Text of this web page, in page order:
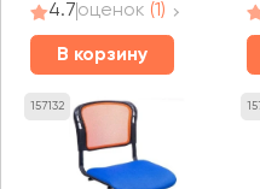
4.7оценок (1)
В корзину
157132